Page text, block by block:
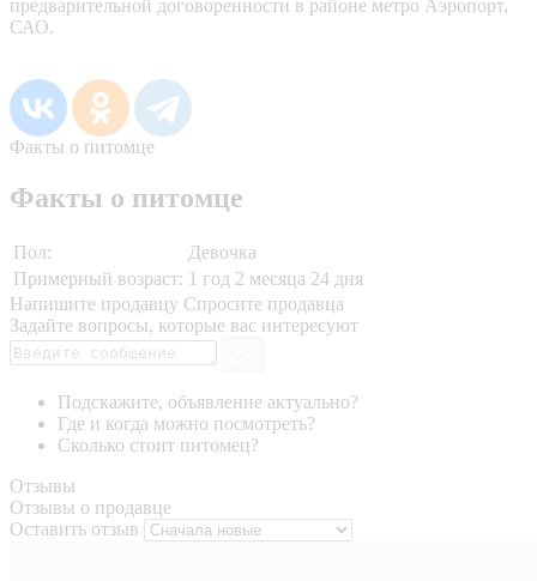
предварительной договоренности в районе метро Аэропорт,
САО.
Факты о питомце
Факты о питомце
Пол:
Девочка
Примерный возраст: 1 год 2 месяца 24 дня
Напишите продавцу Спросите продавца
Задайте вопросы, которые вас интересуют
Подскажите, объявление актуально?
Где и когда можно посмотреть?
Сколько стоит питомец?
Отзывы
Отзывы о продавце
Оставить отзыв